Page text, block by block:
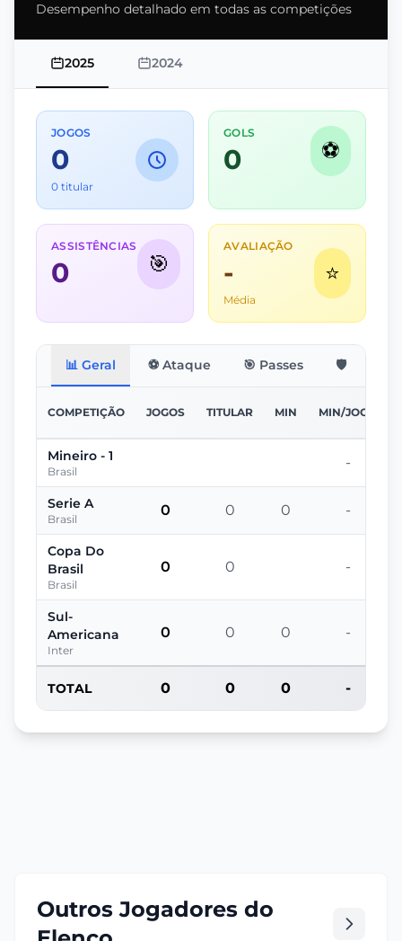
Desempenho detalhado em todas as competições
2025 2024
JOGOS
0
0 titular
GOLS
0 ⚽
ASSISTÊNCIAS
0 🎯
AVALIAÇÃO
-
Média
⭐
📊 Geral ⚽ Ataque 🎯 Passes 🛡️ Defesa
COMPETIÇÃO JOGOS TITULAR MIN MIN/JOGO
Mineiro - 1
Brasil
-
Serie A
Brasil
0 0 0 -
Copa Do
Brasil
Brasil
0 0 -
Sul-
Americana
Inter
0 0 0 -
TOTAL 0 0 0 -
Outros Jogadores do